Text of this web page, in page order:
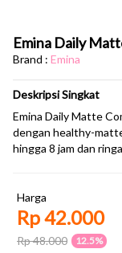
Emina Daily
Brand : Emina
Deskripsi Singkat
Emina Daily Matte
dengan healthy-
hingga 8 jam dan
Harga
Rp 42.000
Rp 48.000 12.5%